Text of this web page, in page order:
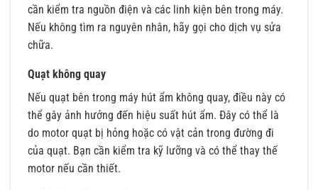
cần kiểm tra nguồn điện và các linh kiện bên trong máy.
Nếu không tìm ra nguyên nhân, hãy gọi cho dịch vụ sửa
chữa.
Quạt không quay
Nếu quạt bên trong máy hút ẩm không quay, điều này có
thể gây ảnh hưởng đến hiệu suất hút ẩm. Đây có thể là
do motor quạt bị hỏng hoặc có vật cản trong đường đi
của quạt. Bạn cần kiểm tra kỹ lưỡng và có thể thay thế
motor nếu cần thiết.